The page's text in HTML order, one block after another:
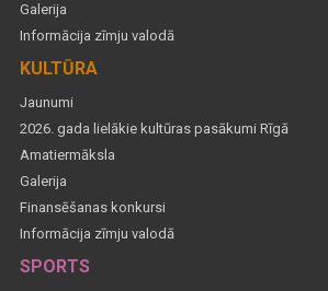
Galerija
Informācija zīmju valodā
KULTŪRA
Jaunumi
2026. gada lielākie kultūras pasākumi Rīgā
Amatiermāksla
Galerija
Finansēšanas konkursi
Informācija zīmju valodā
SPORTS